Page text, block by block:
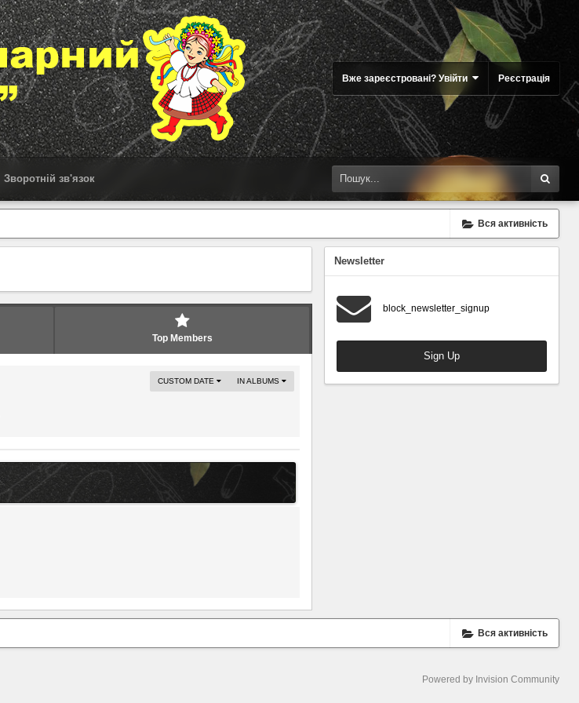
Вже зареєстровані? Увійти Реєстрація
Зворотній зв'язок
Вся активність
Top Members
IN ALBUMS
CUSTOM DATE
Newsletter
block_newsletter_signup
Sign Up
Вся активність
Powered by Invision Community